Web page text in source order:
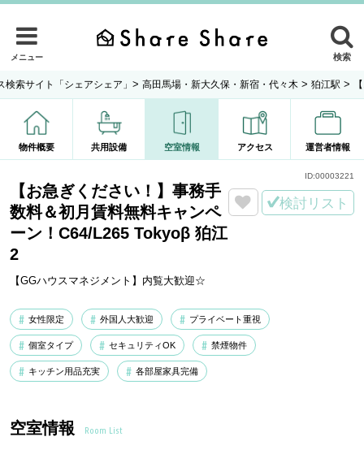
メニュー 検索
検索サイト「シェアシェア」 > 高田馬場・新大久保・新宿・代々木 > 狛江駅 >
物件概要 共用設備 空室情報 アクセス 運営者情報
【お急ぎください！】事務手
数料＆初月賃料無料キャンペ
ーン！C64/L265 Tokyoβ 狛江
2
【GGハウスマネジメント】内覧大歓迎☆
検討リスト
女性限定 外国人大歓迎 プライベート重視
個室タイプ セキュリティOK 禁煙物件
キッチン用品充実 各部屋家具完備
ID:00003221
空室情報 Room List